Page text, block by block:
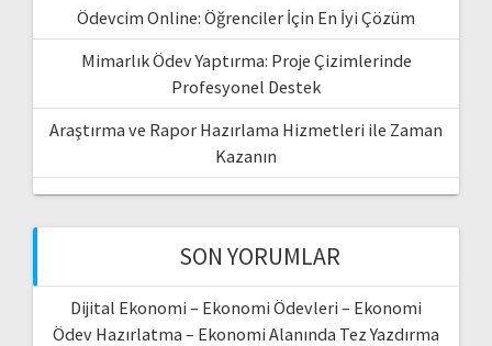
Ödevcim Online: Öğrenciler İçin En İyi Çözüm
Mimarlık Ödev Yaptırma: Proje Çizimlerinde
Profesyonel Destek
Araştırma ve Rapor Hazırlama Hizmetleri ile Zaman
Kazanın
SON YORUMLAR
Dijital Ekonomi – Ekonomi Ödevleri – Ekonomi
Ödev Hazırlatma – Ekonomi Alanında Tez Yazdırma